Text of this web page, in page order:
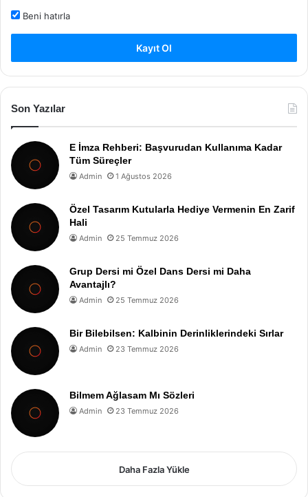
Beni hatırla
Kayıt Ol
Son Yazılar
E İmza Rehberi: Başvurudan Kullanıma Kadar
Tüm Süreçler
Admin 1 Ağustos 2026
Özel Tasarım Kutularla Hediye Vermenin En Zarif
Hali
Admin 25 Temmuz 2026
Grup Dersi mi Özel Dans Dersi mi Daha
Avantajlı?
Admin 25 Temmuz 2026
Bir Bilebilsen: Kalbinin Derinliklerindeki Sırlar
Admin 23 Temmuz 2026
Bilmem Ağlasam Mı Sözleri
Admin 23 Temmuz 2026
Daha Fazla Yükle